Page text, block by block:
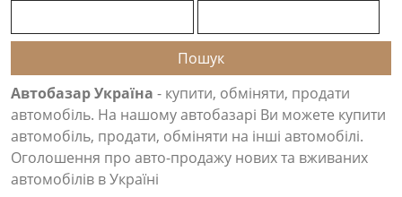
Автобазар Україна - купити, обміняти, продати
автомобіль. На нашому автобазарі Ви можете купити
автомобіль, продати, обміняти на інші автомобілі.
Оголошення про авто-продажу нових та вживаних
автомобілів в Україні